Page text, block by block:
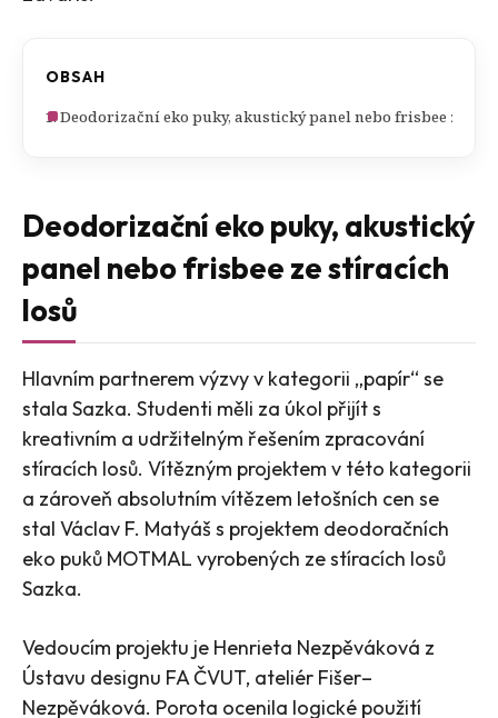
OBSAH
Deodorizační eko puky, akustický panel nebo frisbee ze
Deodorizační eko puky, akustický
panel nebo frisbee ze stíracích
losů
Hlavním partnerem výzvy v kategorii „papír“ se
stala Sazka. Studenti měli za úkol přijít s
kreativním a udržitelným řešením zpracování
stíracích losů. Vítězným projektem v této kategorii
a zároveň absolutním vítězem letošních cen se
stal Václav F. Matyáš s projektem deodoračních
eko puků MOTMAL vyrobených ze stíracích losů
Sazka.
Vedoucím projektu je Henrieta Nezpěváková z
Ústavu designu FA ČVUT, ateliér Fišer–
Nezpěváková. Porota ocenila logické použití